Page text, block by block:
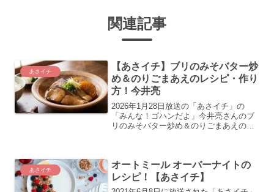
関連記事
あさイチ
【あさイチ】ブリのみそバター炒
め＆のりごまあえのレシピ・作り
方！今井亮
2026年1月28日放送の「あさイチ」の
「みんな！ゴハンだよ」今井亮さんのブ
リのみそバター炒め＆のりごまあえのレ
あさイチ
オートミール オーバーナイトの
レシピ！【あさイチ】